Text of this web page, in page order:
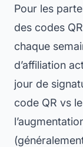
Pour les
des codes
chaque
d’affiliation
jour de
code QR vs